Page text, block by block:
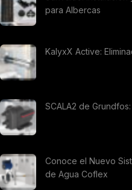
para Albercas
KalyxX Active:
SCALA2 de
Conoce el Nuevo
de Agua Coflex